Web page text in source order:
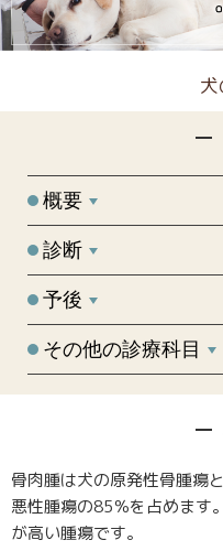
概要
診断
予後
その他の診療科目
骨肉腫は犬の原発性骨腫瘍
悪性腫瘍の85％を占めます
が高い腫瘍です。